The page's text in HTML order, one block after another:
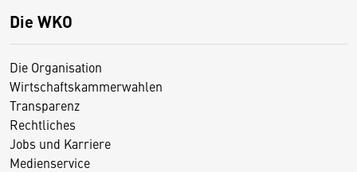
Die WKO
Die Organisation
Wirtschaftskammerwahlen
Transparenz
Rechtliches
Jobs und Karriere
Medienservice